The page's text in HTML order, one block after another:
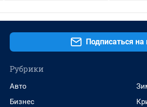
Подписаться на
Рубрики
Авто
Бизнес